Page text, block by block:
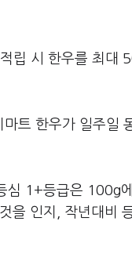
립 시 한우를 최대
마트 한우가 일주일
심 1+등급은 100g
을 인지, 작년대비